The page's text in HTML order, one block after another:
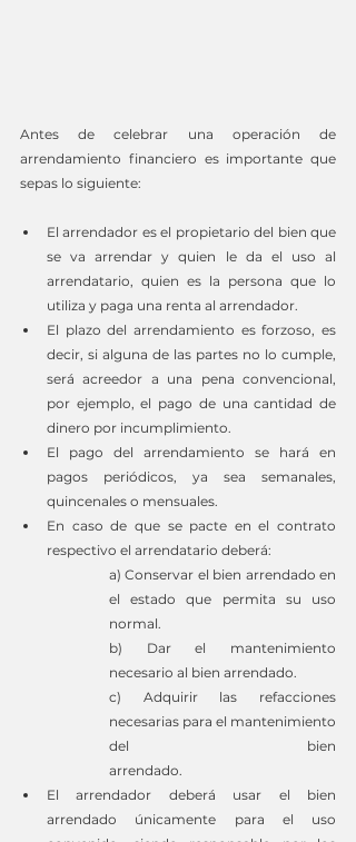
Antes de celebrar una operación de
arrendamiento financiero es importante que
sepas lo siguiente:
El arrendador es el propietario del bien que
se va arrendar y quien le da el uso al
arrendatario, quien es la persona que lo
utiliza y paga una renta al arrendador.
El plazo del arrendamiento es forzoso, es
decir, si alguna de las partes no lo cumple,
será acreedor a una pena convencional,
por ejemplo, el pago de una cantidad de
dinero por incumplimiento.
El pago del arrendamiento se hará en
pagos periódicos, ya sea semanales,
quincenales o mensuales.
En caso de que se pacte en el contrato
respectivo el arrendatario deberá:
a) Conservar el bien arrendado en
el estado que permita su uso
normal.
b) Dar el mantenimiento
necesario al bien arrendado.
c) Adquirir las refacciones
necesarias para el mantenimiento
del bien
arrendado.
El arrendador deberá usar el bien
arrendado únicamente para el uso